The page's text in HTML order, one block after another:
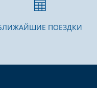
ПОЕЗДКИ